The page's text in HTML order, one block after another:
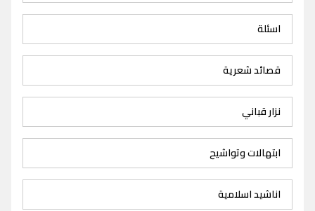
اسئلة
قصائد شعرية
نزار قباني
ابتهالات وتواشيح
اناشيد اسلامية